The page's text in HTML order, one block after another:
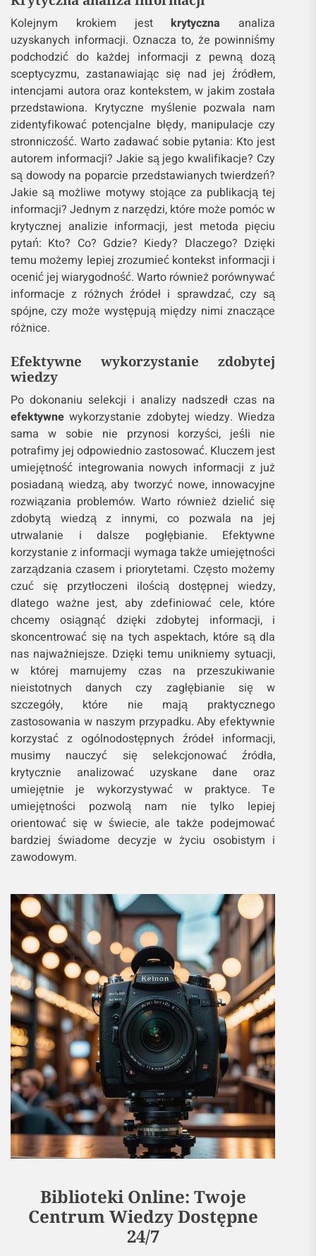
Kolejnym krokiem jestkrytyczna analiza
uzyskanych informacji. Oznacza to, że powinniśmy
podchodzić do każdej informacji z pewną dozą
sceptycyzmu, zastanawiając się nad jej źródłem,
intencjami autora oraz kontekstem, w jakim została
przedstawiona. Krytyczne myślenie pozwala nam
zidentyfikować potencjalne błędy, manipulacje czy
stronniczość. Warto zadawać sobie pytania: Kto jest
autorem informacji? Jakie są jego kwalifikacje? Czy
są dowody na poparcie przedstawianych twierdzeń?
Jakie są możliwe motywy stojące za publikacją tej
informacji? Jednym z narzędzi, które może pomóc w
krytycznej analizie informacji, jest metoda pięciu
pytań: Kto? Co? Gdzie? Kiedy? Dlaczego? Dzięki
temu możemy lepiej zrozumieć kontekst informacji i
ocenić jej wiarygodność. Warto również porównywać
informacje z różnych źródeł i sprawdzać, czy są
spójne, czy może występują między nimi znaczące
różnice.
Efektywne wykorzystanie zdobytej
wiedzy
Po dokonaniu selekcji i analizy nadszedł czas na
efektywne wykorzystanie zdobytej wiedzy. Wiedza
sama w sobie nie przynosi korzyści, jeśli nie
potrafimy jej odpowiednio zastosować. Kluczem jest
umiejętność integrowania nowych informacji z już
posiadaną wiedzą, aby tworzyć nowe, innowacyjne
rozwiązania problemów. Warto również dzielić się
zdobytą wiedzą z innymi, co pozwala na jej
utrwalanie i dalsze pogłębianie. Efektywne
korzystanie z informacji wymaga także umiejętności
zarządzania czasem i priorytetami. Często możemy
czuć się przytłoczeni ilością dostępnej wiedzy,
dlatego ważne jest, aby zdefiniować cele, które
chcemy osiągnąć dzięki zdobytej informacji, i
skoncentrować się na tych aspektach, które są dla
nas najważniejsze. Dzięki temu unikniemy sytuacji,
w której marnujemy czas na przeszukiwanie
nieistotnych danych czy zagłębianie się w
szczegóły, które nie mają praktycznego
zastosowania w naszym przypadku. Aby efektywnie
korzystać z ogólnodostępnych źródeł informacji,
musimy nauczyć się selekcjonować źródła,
krytycznie analizować uzyskane dane oraz
umiejętnie je wykorzystywać w praktyce. Te
umiejętności pozwolą nam nie tylko lepiej
orientować się w świecie, ale także podejmować
bardziej świadome decyzje w życiu osobistym i
zawodowym.
Biblioteki Online: Twoje
Centrum Wiedzy Dostępne
24/7